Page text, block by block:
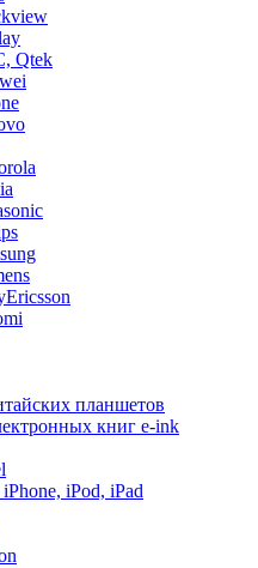
Qtek
планшетов
книг e-ink
iPod, iPad